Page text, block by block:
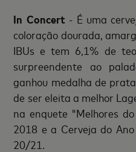
In Concert - É uma
coloração dourada,
IBUs e tem 6,1% de
surpreendente ao
ganhou medalha de
de ser eleita a melhor
na enquete "Melhores
2018 e a Cerveja do
20/21.